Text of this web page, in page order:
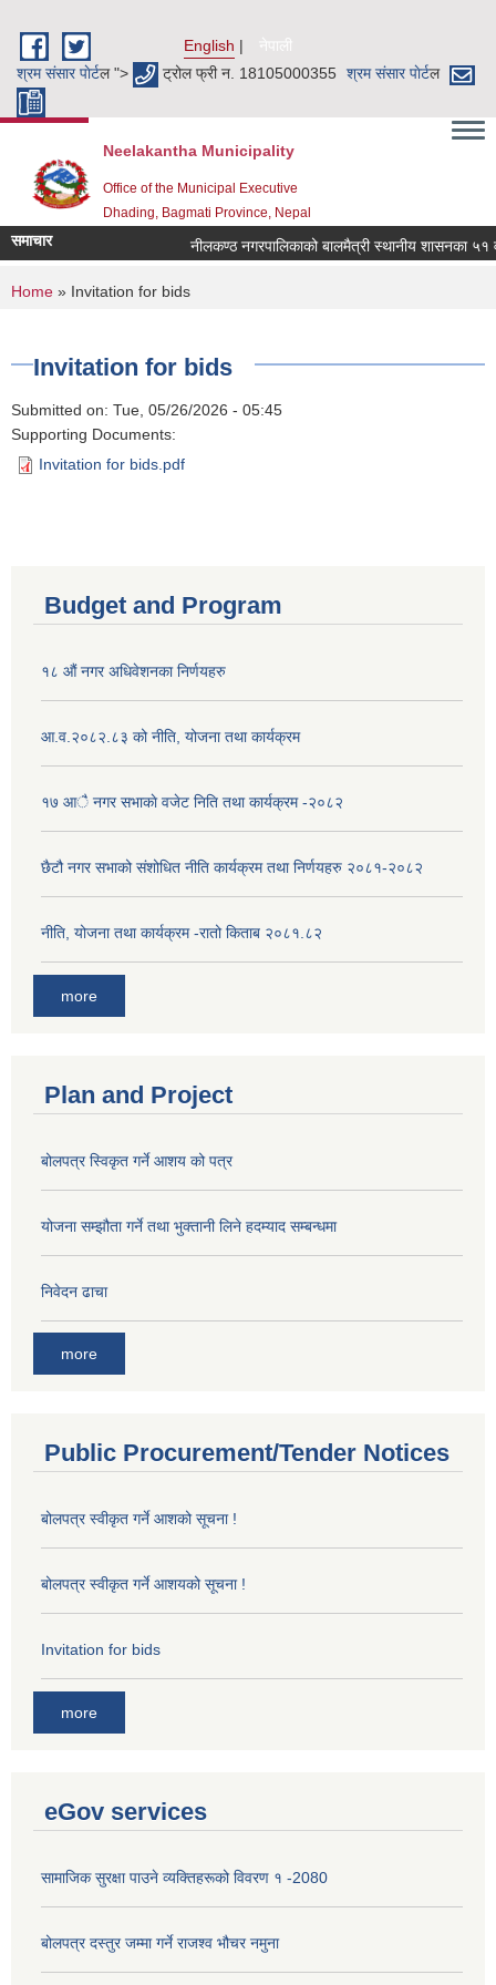
English
नेपाली
श्रम संसार पाेर्टल "> ट्रोल फ्री न. 18105000355 श्रम संसार पाेर्टल
Neelakantha Municipality
Office of the Municipal Executive
Dhading, Bagmati Province, Nepal
समाचार नीलकण्ठ नगरपालिकाको बालमैत्री स्थानीय शासनका ५१
You are here
Home » Invitation for bids
Invitation for bids
Submitted on: Tue, 05/26/2026 - 05:45
Supporting Documents:
Invitation for bids.pdf
Budget and Program
१८ औं नगर अधिवेशनका निर्णयहरु
आ.व.२०८२.८३ को नीति, योजना तथा कार्यक्रम
१७ आै नगर सभाकाे वजेट निति तथा कार्यक्रम -२०८२
छैटौ नगर सभाको संशोधित नीति कार्यक्रम तथा निर्णयहरु २०८१-२०८२
नीति, योजना तथा कार्यक्रम -रातो किताब २०८१.८२
more
Plan and Project
बोलपत्र स्विकृत गर्ने आशय को पत्र
योजना सम्झौता गर्ने तथा भुक्तानी लिने हदम्याद सम्बन्धमा
निवेदन ढाचा
more
Public Procurement/Tender Notices
बोलपत्र स्वीकृत गर्ने आशको सूचना !
बोलपत्र स्वीकृत गर्ने आशयको सूचना !
Invitation for bids
more
eGov services
सामाजिक सुरक्षा पाउने व्यक्तिहरूको विवरण १ -2080
बोलपत्र दस्तुर जम्मा गर्ने राजश्व भौचर नमुना